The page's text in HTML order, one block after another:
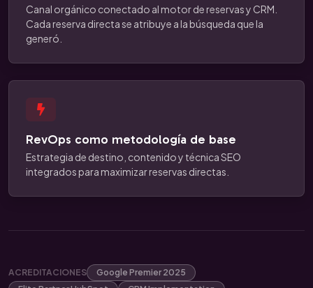
Canal orgánico conectado al motor de reservas y CRM.
Cada reserva directa se atribuye a la búsqueda que la
generó.
RevOps como metodología de base
Estrategia de destino, contenido y técnica SEO
integrados para maximizar reservas directas.
ACREDITACIONES
Google Premier 2025